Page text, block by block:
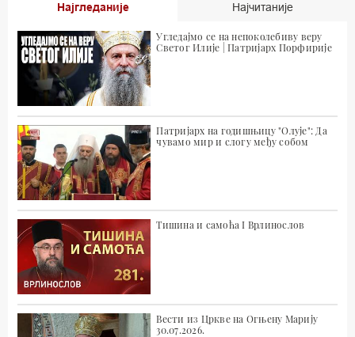
Најгледаније Најчитаније
Угледајмо се на непоколебиву веру
Светог Илије | Патријарх Порфирије
Патријарх на годишњицу "Олује": Да
чувамо мир и слогу међу собом
Тишина и самоћа I Врлинослов
Вести из Цркве на Огњену Марију
30.07.2026.